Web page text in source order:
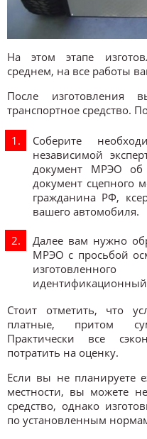
На этом этапе
среднем, на все работы
После изготовления
транспортное средство.
Соберите
независимой
документ МРЭО об
документ сцепного
гражданина РФ,
вашего автомобиля.
Далее вам нужно
МРЭО с просьбой
Стоит отметить, что
платные, притом
Практически все
потратить на оценку.
Если вы не планируете
местности, вы можете
средство, однако
по установленным